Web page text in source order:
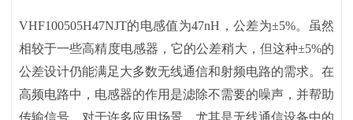
VHF100505H47NJT的电感值为47nH，公差为±5%。虽然
相较于一些高精度电感器，它的公差稍大，但这种±5%的
公差设计仍能满足大多数无线通信和射频电路的需求。在
高频电路中，电感器的作用是滤除不需要的噪声，并帮助
传输信号。对于许多应用场景，尤其是无线通信设备中的